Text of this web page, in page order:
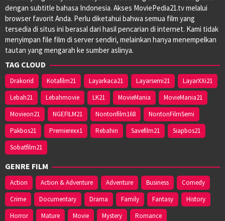
dengan subtitle bahasa Indonesia. Akses MoviePedia21.tv melalui
browser favorit Anda. Perlu diketahui bahwa semua film yang
tersedia di situs ini berasal dari hasil pencarian di internet. Kami tidak
menyimpan file film di server sendiri, melainkan hanya menempelkan
tautan yang mengarah ke sumber aslinya.
TAG CLOUD
Drakorid Kotafilm21 Layarkaca21 Layarsemi21
LayarXXi21
Lebah21
Lebahmovie LK21 MovieMania
MovieMania21
Movieon21
NGEFILM21 Nontonfilm168
NontonFilmSemi
Pakbos21
Premierexx1 Rebahin Savefilm21
Siapbos21
Sobatfilm21
GENRE FILM
Action Action & Adventure Adventure Business
Comedy
Crime
Documentary Drama Family Fantasy
History
Horror
Mature Movie Mystery Romance